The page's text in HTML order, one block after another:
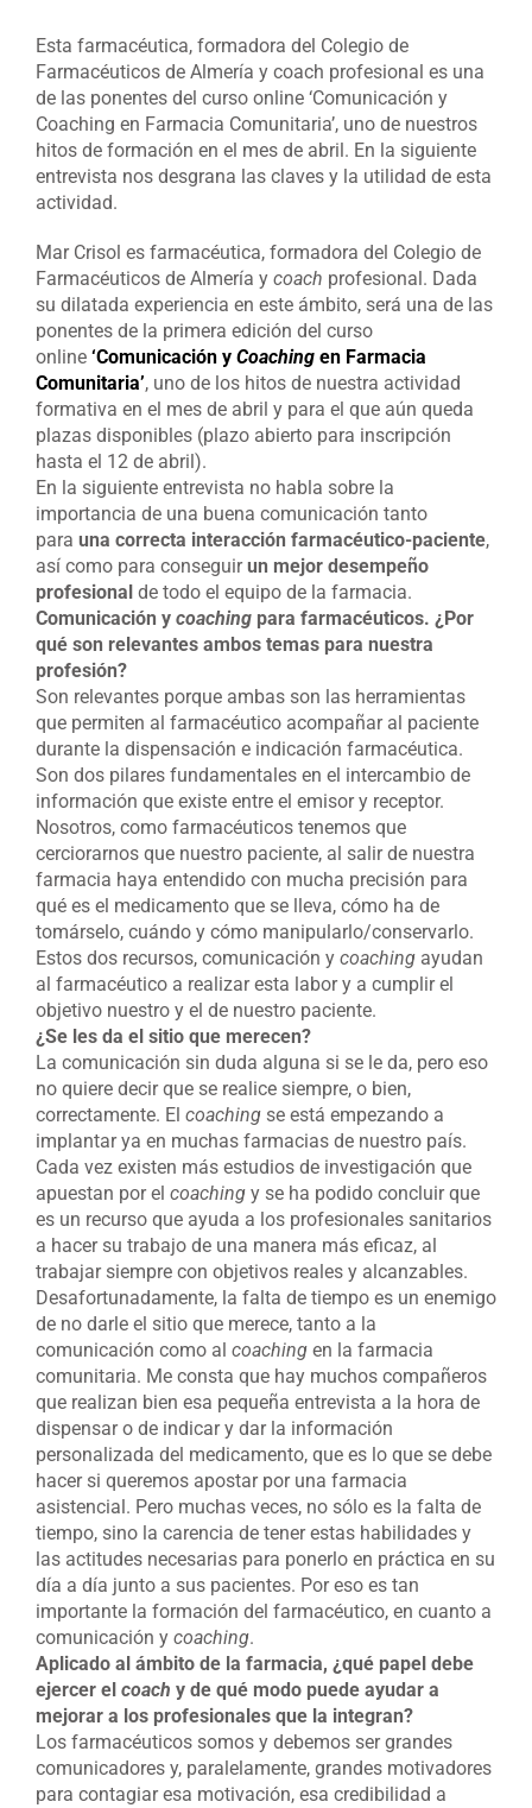
Esta farmacéutica, formadora del Colegio de
Farmacéuticos de Almería y coach profesional es una
de las ponentes del curso online ‘Comunicación y
Coaching en Farmacia Comunitaria’, uno de nuestros
hitos de formación en el mes de abril. En la siguiente
entrevista nos desgrana las claves y la utilidad de esta
actividad.
Mar Crisol es farmacéutica, formadora del Colegio de
Farmacéuticos de Almería y coach profesional. Dada
su dilatada experiencia en este ámbito, será una de las
ponentes de la primera edición del curso
online ‘Comunicación y Coaching en Farmacia
Comunitaria’, uno de los hitos de nuestra actividad
formativa en el mes de abril y para el que aún queda
plazas disponibles (plazo abierto para inscripción
hasta el 12 de abril).
En la siguiente entrevista no habla sobre la
importancia de una buena comunicación tanto
para una correcta interacción farmacéutico-paciente,
así como para conseguirun mejor desempeño
profesional de todo el equipo de la farmacia.
Comunicación y coaching para farmacéuticos. ¿Por
qué son relevantes ambos temas para nuestra
profesión?
Son relevantes porque ambas son las herramientas
que permiten al farmacéutico acompañar al paciente
durante la dispensación e indicación farmacéutica.
Son dos pilares fundamentales en el intercambio de
información que existe entre el emisor y receptor.
Nosotros, como farmacéuticos tenemos que
cerciorarnos que nuestro paciente, al salir de nuestra
farmacia haya entendido con mucha precisión para
qué es el medicamento que se lleva, cómo ha de
tomárselo, cuándo y cómo manipularlo/conservarlo.
Estos dos recursos, comunicación y coaching ayudan
al farmacéutico a realizar esta labor y a cumplir el
objetivo nuestro y el de nuestro paciente.
¿Se les da el sitio que merecen?
La comunicación sin duda alguna si se le da, pero eso
no quiere decir que se realice siempre, o bien,
correctamente. El coaching se está empezando a
implantar ya en muchas farmacias de nuestro país.
Cada vez existen más estudios de investigación que
apuestan por el coaching y se ha podido concluir que
es un recurso que ayuda a los profesionales sanitarios
a hacer su trabajo de una manera más eficaz, al
trabajar siempre con objetivos reales y alcanzables.
Desafortunadamente, la falta de tiempo es un enemigo
de no darle el sitio que merece, tanto a la
comunicación como al coaching en la farmacia
comunitaria. Me consta que hay muchos compañeros
que realizan bien esa pequeña entrevista a la hora de
dispensar o de indicar y dar la información
personalizada del medicamento, que es lo que se debe
hacer si queremos apostar por una farmacia
asistencial. Pero muchas veces, no sólo es la falta de
tiempo, sino la carencia de tener estas habilidades y
las actitudes necesarias para ponerlo en práctica en su
día a día junto a sus pacientes. Por eso es tan
importante la formación del farmacéutico, en cuanto a
comunicación y coaching.
Aplicado al ámbito de la farmacia, ¿qué papel debe
ejercer el coach y de qué modo puede ayudar a
mejorar a los profesionales que la integran?
Los farmacéuticos somos y debemos ser grandes
comunicadores y, paralelamente, grandes motivadores
para contagiar esa motivación, esa credibilidad a